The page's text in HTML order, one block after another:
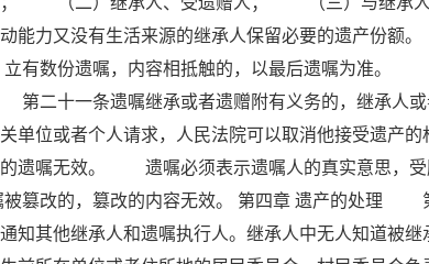
动能力又没有生活来源的继承人保留必要的遗产份
数份遗嘱，内容相抵触的，以最后遗嘱为准。
二十一条遗嘱继承或者遗赠附有义务的，继承人或
单位或者个人请求，人民法院可以取消他接受遗
的遗嘱无效。 遗嘱必须表示遗嘱人的真实意思，
改的，篡改的内容无效。 第四章 遗产的处理 第
知其他继承人和遗嘱执行人。继承人中无人知道被